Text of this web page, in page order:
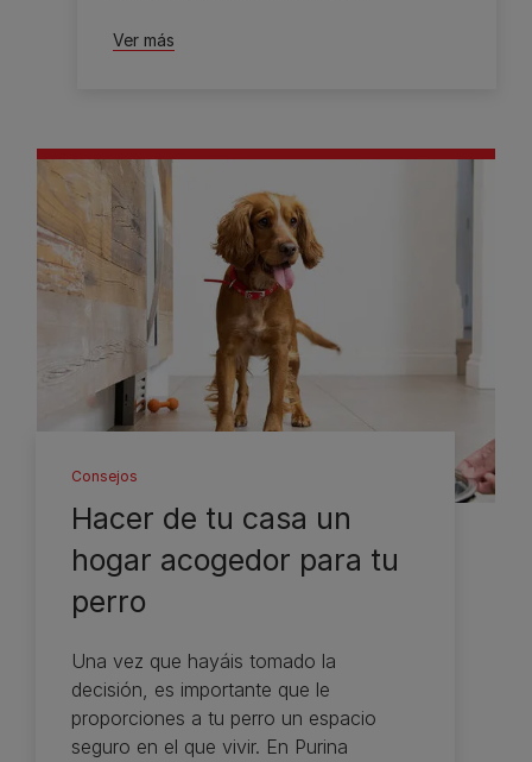
Ver más
Consejos
Hacer de tu casa un
hogar acogedor para tu
perro
Una vez que hayáis tomado la
decisión, es importante que le
proporciones a tu perro un espacio
seguro en el que vivir. En Purina